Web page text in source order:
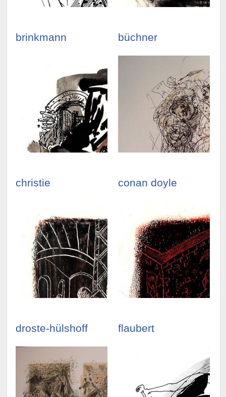
ansehen » ansehen »
illustrationen
ansehen »
illustrationen
ansehen »
illustrationen
ansehen »
illustrationen
ansehen »
brinkmann büchner
christie conan doyle
droste-hülshoff flaubert